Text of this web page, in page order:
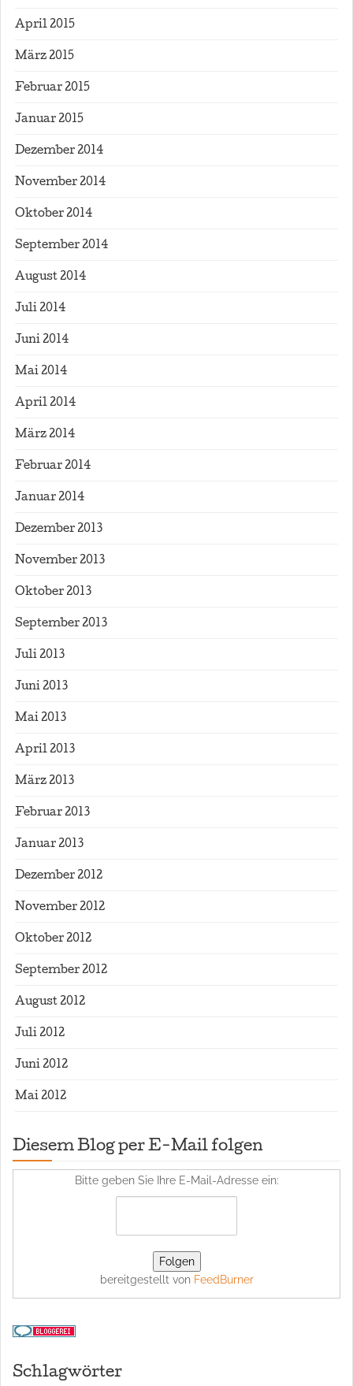
April 2015
März 2015
Februar 2015
Januar 2015
Dezember 2014
November 2014
Oktober 2014
September 2014
August 2014
Juli 2014
Juni 2014
Mai 2014
April 2014
März 2014
Februar 2014
Januar 2014
Dezember 2013
November 2013
Oktober 2013
September 2013
Juli 2013
Juni 2013
Mai 2013
April 2013
März 2013
Februar 2013
Januar 2013
Dezember 2012
November 2012
Oktober 2012
September 2012
August 2012
Juli 2012
Juni 2012
Mai 2012
Diesem Blog per E-Mail folgen
Bitte geben Sie Ihre E-Mail-Adresse ein:
bereitgestellt von FeedBurner
Schlagwörter